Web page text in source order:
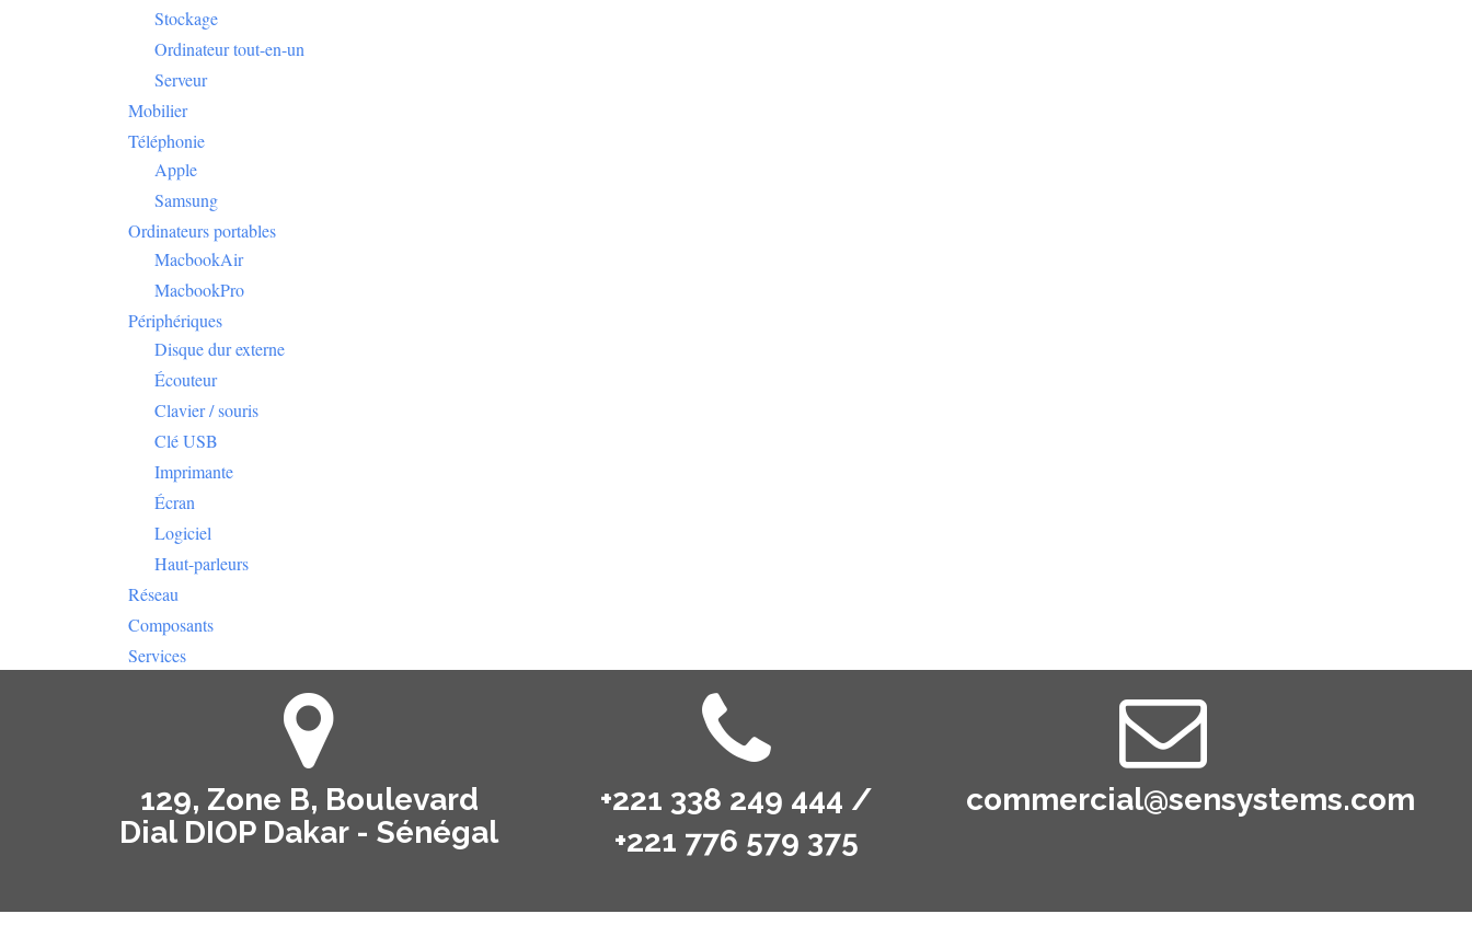
Stockage
Ordinateur tout-en-un
Serveur
Mobilier
Téléphonie
Apple
Samsung
Ordinateurs portables
MacbookAir
MacbookPro
Périphériques
Disque dur externe
Écouteur
Clavier / souris
Clé USB
Imprimante
Écran
Logiciel
Haut-parleurs
Réseau
Composants
Services
129, Zone B, Boulevard
Dial DIOP Dakar - Sénégal
+221 338 249 444 /
+221 776 579 375
commercial@sensystems.com